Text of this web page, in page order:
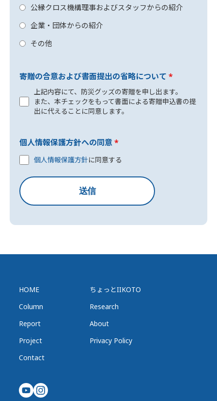
公縁クロス機構理事およびスタッフからの紹介
企業・団体からの紹介
その他
寄贈の合意および書面提出の省略について *
上記内容にて、防災グッズの寄贈を申し出ます。
また、本チェックをもって書面による寄贈申込書の提
出に代えることに同意します。
個人情報保護方針への同意*
個人情報保護方針に同意する
送信
HOME
ちょっとIIKOTO
Column
Research
Report
About
Project
Privacy Policy
Contact